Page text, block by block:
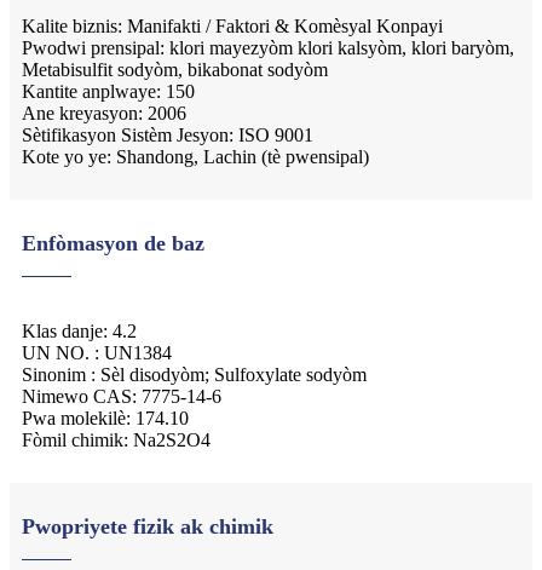
Kalite biznis: Manifakti / Faktori & Komèsyal Konpayi
Pwodwi prensipal: klori mayezyòm klori kalsyòm, klori baryòm,
Metabisulfit sodyòm, bikabonat sodyòm
Kantite anplwaye: 150
Ane kreyasyon: 2006
Sètifikasyon Sistèm Jesyon: ISO 9001
Kote yo ye: Shandong, Lachin (tè pwensipal)
Enfòmasyon de baz
Klas danje: 4.2
UN NO. : UN1384
Sinonim : Sèl disodyòm; Sulfoxylate sodyòm
Nimewo CAS: 7775-14-6
Pwa molekilè: 174.10
Fòmil chimik: Na2S2O4
Pwopriyete fizik ak chimik